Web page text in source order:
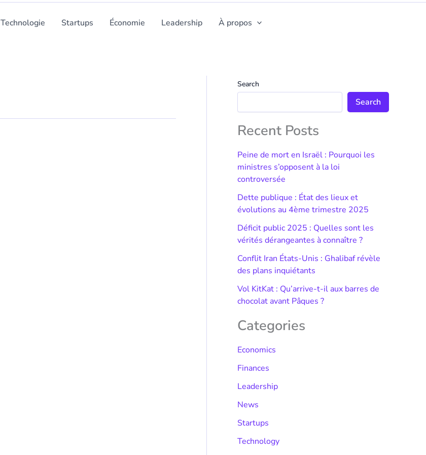
Technologie Startups Économie Leadership À propos
Search
Search
Recent Posts
Peine de mort en Israël : Pourquoi les
ministres s’opposent à la loi
controversée
Dette publique : État des lieux et
évolutions au 4ème trimestre 2025
Déficit public 2025 : Quelles sont les
vérités dérangeantes à connaître ?
Conflit Iran États-Unis : Ghalibaf révèle
des plans inquiétants
Vol KitKat : Qu’arrive-t-il aux barres de
chocolat avant Pâques ?
Categories
Economics
Finances
Leadership
News
Startups
Technology